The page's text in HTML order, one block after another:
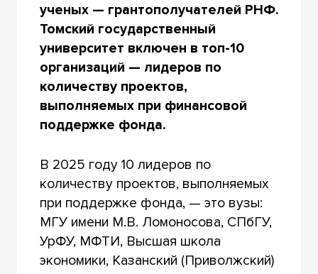
ученых — грантополучателей РНФ.
Томский государственный
университет включен в топ-10
организаций — лидеров по
количеству проектов,
выполняемых при финансовой
поддержке фонда.
В 2025 году 10 лидеров по
количеству проектов, выполняемых
при поддержке фонда, — это вузы:
МГУ имени М.В. Ломоносова, СПбГУ,
УрФУ, МФТИ, Высшая школа
экономики, Казанский (Приволжский)